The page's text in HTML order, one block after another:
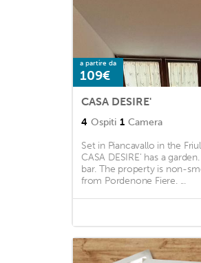
a partire da
109€
CASA DESIRE'
4 Ospiti 1 Camera
Set in Piancavallo in the
CASA DESIRE' has a
bar. The property is non-
from Pordenone Fiere. ...